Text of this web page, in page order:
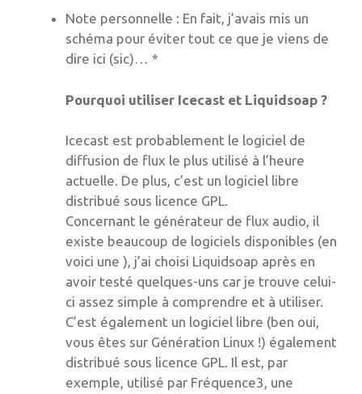
Note personnelle : En fait, j’avais mis un
schéma pour éviter tout ce que je viens de
dire ici (sic)… *
Pourquoi utiliser Icecast et Liquidsoap ?
Icecast est probablement le logiciel de
diffusion de flux le plus utilisé à l’heure
actuelle. De plus, c’est un logiciel libre
distribué sous licence GPL.
Concernant le générateur de flux audio, il
existe beaucoup de logiciels disponibles (en
voici une ), j’ai choisi Liquidsoap après en
avoir testé quelques-uns car je trouve celui-
ci assez simple à comprendre et à utiliser.
C’est également un logiciel libre (ben oui,
vous êtes sur Génération Linux !) également
distribué sous licence GPL. Il est, par
exemple, utilisé par Fréquence3, une